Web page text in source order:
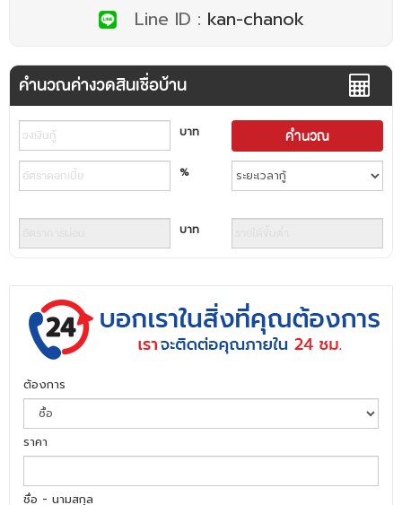
Line ID : kan-chanok
คำนวณค่างวดสินเชื่อบ้าน
บาท
%
บาท
ต้องการ
ราคา
ชื่อ - นามสกุล